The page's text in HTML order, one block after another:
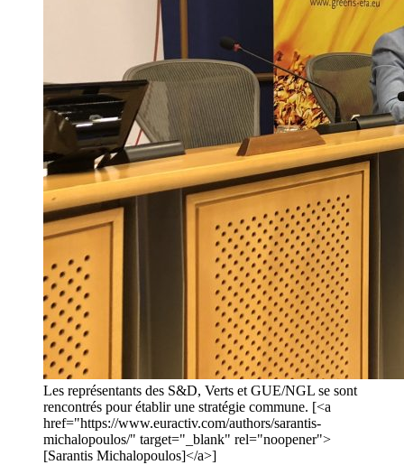
Les représentants des S&D, Verts et GUE/NGL se sont
rencontrés pour établir une stratégie commune. [<a
href="https://www.euractiv.com/authors/sarantis-
michalopoulos/" target="_blank" rel="noopener">
[Sarantis Michalopoulos]</a>]